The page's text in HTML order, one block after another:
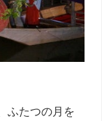
ふたつの月を